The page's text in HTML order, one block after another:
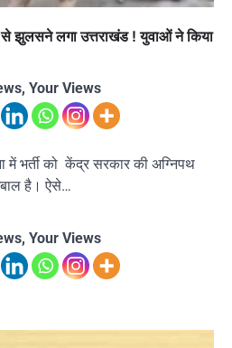
से झुलसने लगा उत्तराखंड ! युवाओं ने किया
Your Views
भर्ती को केंद्र सरकार की अग्निपथ
है। ऐसे…
Your Views